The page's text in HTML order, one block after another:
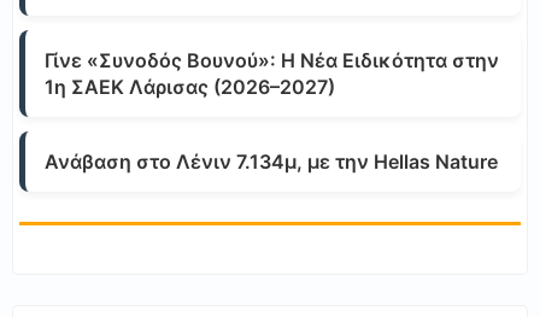
Γίνε «Συνοδός Βουνού»: Η Νέα Ειδικότητα στην
1η ΣΑΕΚ Λάρισας (2026–2027)
Ανάβαση στο Λένιν 7.134μ, με την Hellas Nature